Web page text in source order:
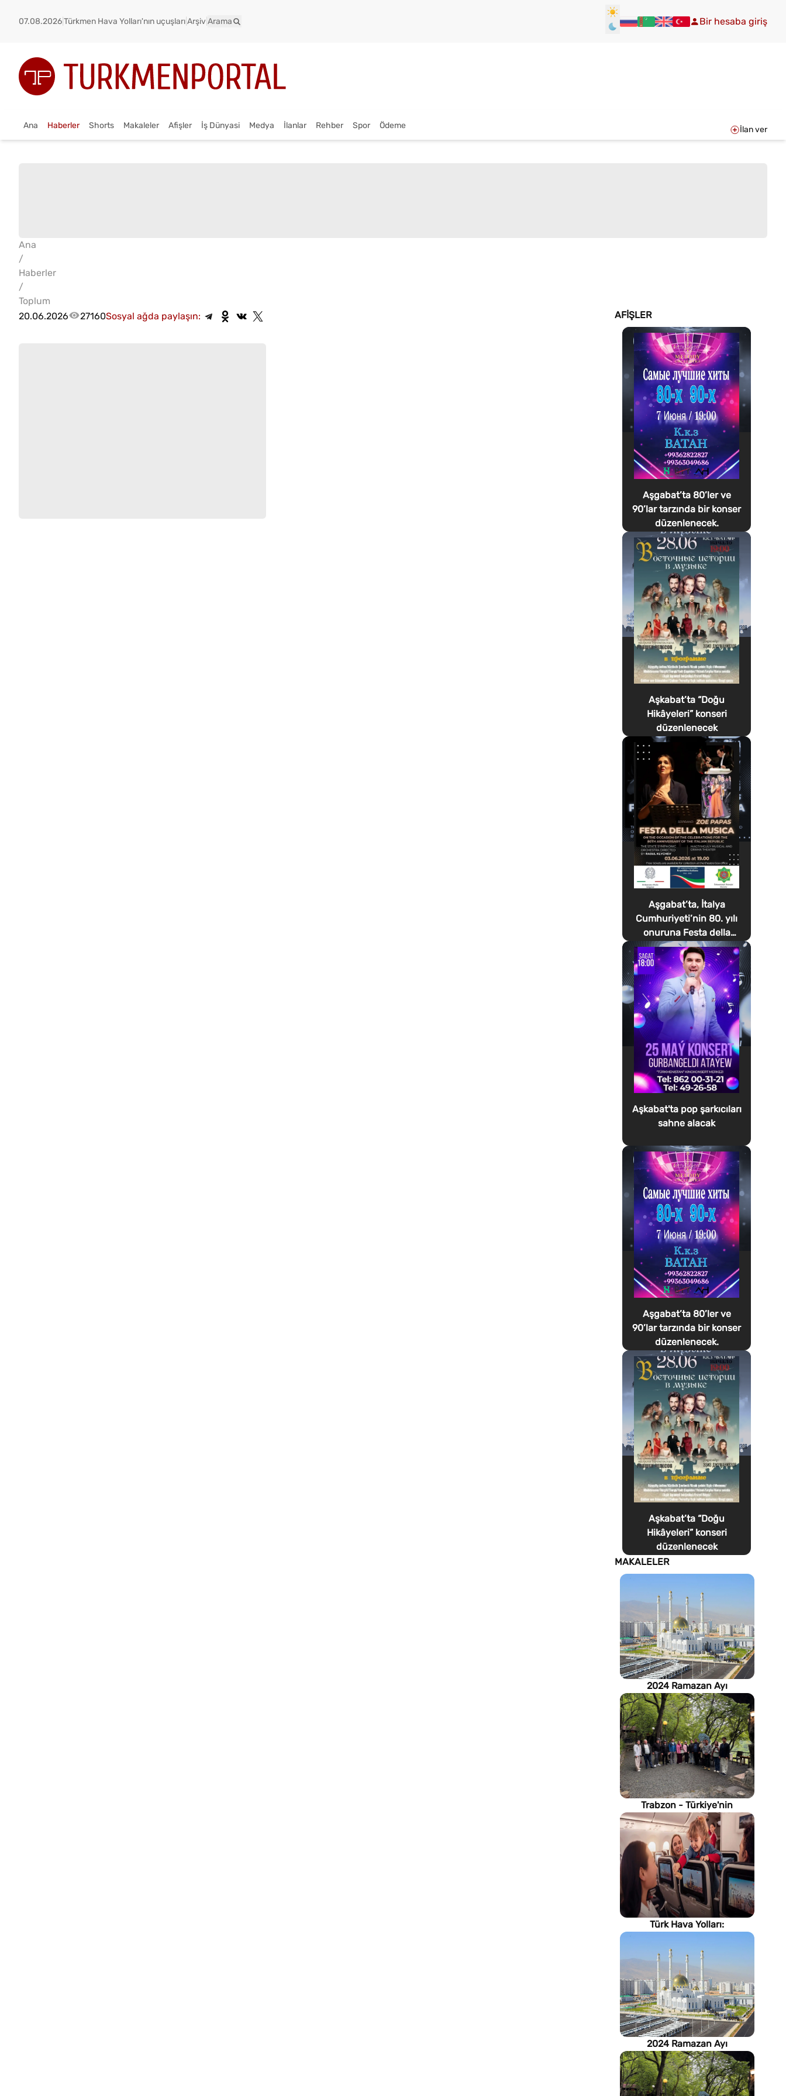
07.08.2026Türkmen Hava Yolları'nın uçuşlarıArşiv Arama Bir hesaba giriş
Ana Haberler Shorts Makaleler Afişler İş Dünyasi Medya İlanlar Rehber Spor Ödeme İlan ver
Ana
/
Haberler
/
Toplum
20.06.2026
27160Sosyal ağda paylaşın: AFIŞLER
Aşgabat’ta 80’ler ve
90’lar tarzında bir konser
düzenlenecek.
Aşkabat’ta “Doğu
Hikâyeleri” konseri
düzenlenecek
Aşgabat’ta, İtalya
Cumhuriyeti’nin 80. yılı
onuruna Festa della
Musica düzenlenecek
Aşkabat'ta pop şarkıcıları
sahne alacak
Aşgabat’ta 80’ler ve
90’lar tarzında bir konser
düzenlenecek.
Aşkabat’ta “Doğu
Hikâyeleri” konseri
düzenlenecek
MAKALELER
2024 Ramazan Ayı
imsakiyesi (Türkmenistan)
Trabzon - Türkiye'nin
Karadeniz kıyısındaki gururu
Türk Hava Yolları:
2024 Ramazan Ayı
imsakiyesi (Türkmenistan)